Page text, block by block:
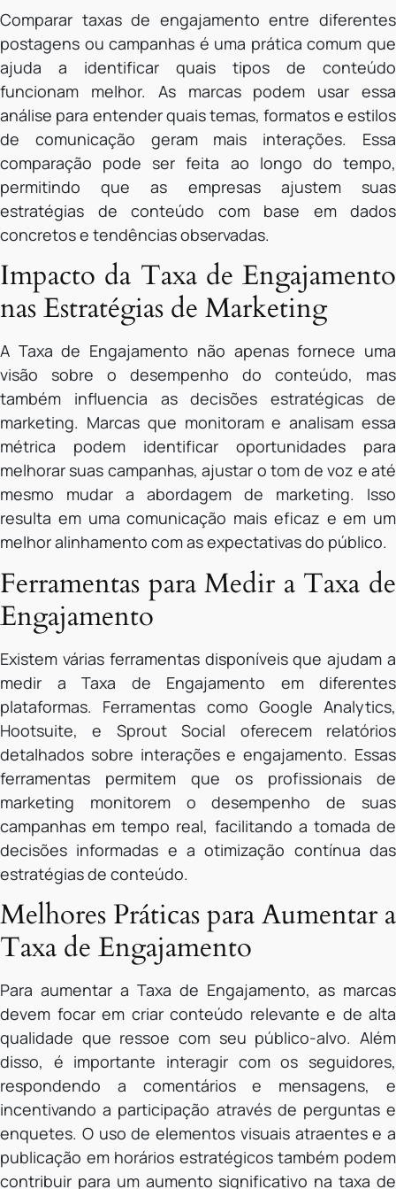
Comparar taxas de engajamento entre diferentes
postagens ou campanhas é uma prática comum que
ajuda a identificar quais tipos de conteúdo
funcionam melhor. As marcas podem usar essa
análise para entender quais temas, formatos e estilos
de comunicação geram mais interações. Essa
comparação pode ser feita ao longo do tempo,
permitindo que as empresas ajustem suas
estratégias de conteúdo com base em dados
concretos e tendências observadas.
Impacto da Taxa de Engajamento
nas Estratégias de Marketing
A Taxa de Engajamento não apenas fornece uma
visão sobre o desempenho do conteúdo, mas
também influencia as decisões estratégicas de
marketing. Marcas que monitoram e analisam essa
métrica podem identificar oportunidades para
melhorar suas campanhas, ajustar o tom de voz e até
mesmo mudar a abordagem de marketing. Isso
resulta em uma comunicação mais eficaz e em um
melhor alinhamento com as expectativas do público.
Ferramentas para Medir a Taxa de
Engajamento
Existem várias ferramentas disponíveis que ajudam a
medir a Taxa de Engajamento em diferentes
plataformas. Ferramentas como Google Analytics,
Hootsuite, e Sprout Social oferecem relatórios
detalhados sobre interações e engajamento. Essas
ferramentas permitem que os profissionais de
marketing monitorem o desempenho de suas
campanhas em tempo real, facilitando a tomada de
decisões informadas e a otimização contínua das
estratégias de conteúdo.
Melhores Práticas para Aumentar a
Taxa de Engajamento
Para aumentar a Taxa de Engajamento, as marcas
devem focar em criar conteúdo relevante e de alta
qualidade que ressoe com seu público-alvo. Além
disso, é importante interagir com os seguidores,
respondendo a comentários e mensagens, e
incentivando a participação através de perguntas e
enquetes. O uso de elementos visuais atraentes e a
publicação em horários estratégicos também podem
contribuir para um aumento significativo na taxa de